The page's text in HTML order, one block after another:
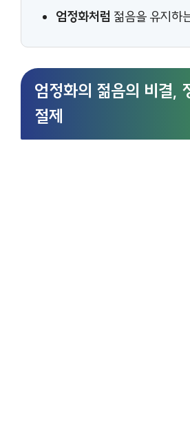
엄정화처럼 젊음을 유지하
엄정화의 젊음의 비결,
절제